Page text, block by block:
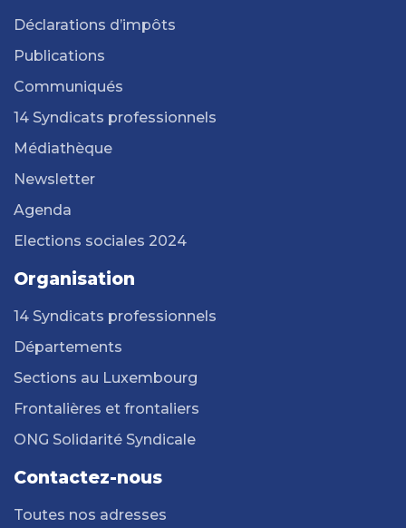
Déclarations d’impôts
Publications
Communiqués
14 Syndicats professionnels
Médiathèque
Newsletter
Agenda
Elections sociales 2024
Organisation
14 Syndicats professionnels
Départements
Sections au Luxembourg
Frontalières et frontaliers
ONG Solidarité Syndicale
Contactez-nous
Toutes nos adresses